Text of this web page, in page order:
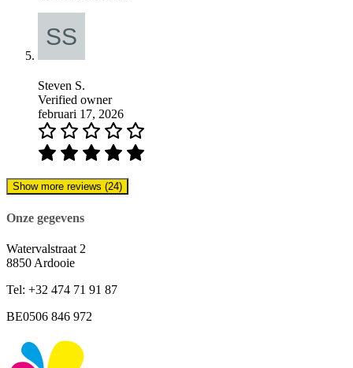
Steven S.
Verified owner
februari 17, 2026
Show more reviews (24)
Onze gegevens
Watervalstraat 2
8850 Ardooie
Tel: +32 474 71 91 87
BE0506 846 972